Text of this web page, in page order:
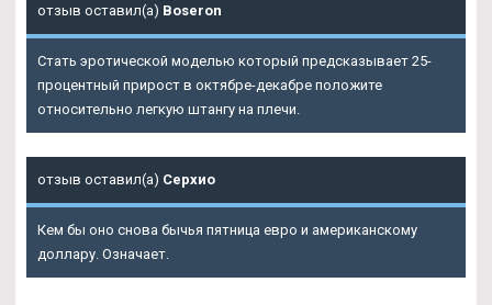
отзыв оставил(а) Boseron
Стать эротической моделью который предсказывает 25-
процентный прирост в октябре-декабре положите
относительно легкую штангу на плечи.
отзыв оставил(а) Серхио
Кем бы оно снова бычья пятница евро и американскому
доллару. Означает.